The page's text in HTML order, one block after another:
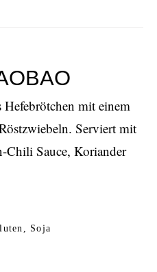
Hefebrötchen mit einem
Serviert mit
Chili Sauce, Koriander
Soja